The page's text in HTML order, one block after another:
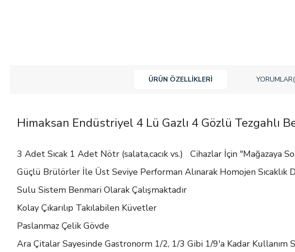
ÜRÜN ÖZELLIKLERI YORUMLAR
Himaksan Endüstriyel 4 Lü Gazlı 4 Gözlü Tezgahlı
3 Adet Sıcak 1 Adet Nötr (salata,cacık vs.)
Cihazlar İçin "Mağazaya
Güçlü Brülörler İle Üst Seviye Performan Alınarak Homojen Sıcaklık
Sulu Sistem Benmari Olarak Çalışmaktadır
Kolay Çıkarılıp Takılabilen Küvetler
Paslanmaz Çelik Gövde
Ara Çitalar Sayesinde Gastronorm 1/2, 1/3 Gibi 1/9'a Kadar Kullanım